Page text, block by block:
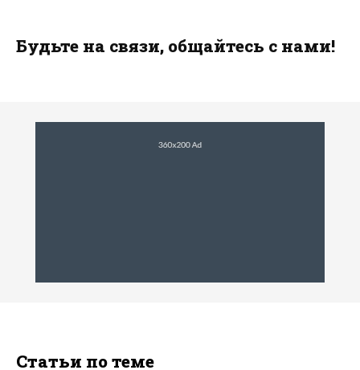
Будьте на связи, общайтесь с нами!
Статьи по теме